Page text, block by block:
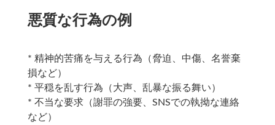
悪質な行為の例
* 精神的苦痛を与える行為（脅迫、中傷、名誉棄
損など）
* 平穏を乱す行為（大声、乱暴な振る舞い）
* 不当な要求（謝罪の強要、SNSでの執拗な連絡
など）